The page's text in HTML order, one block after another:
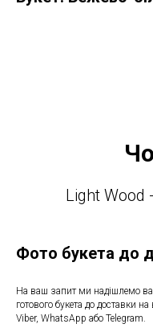
Light Wood
Фото букета до
На ваш запит ми надішлемо
готового букета до доставки
Viber, WhatsApp або Telegram.